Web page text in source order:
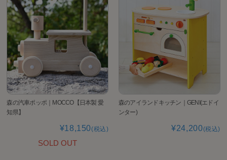
森の汽車ポッポ｜MOCCO【日本製 愛
知県】
¥18,150(税込)
SOLD OUT
森のアイランドキッチン｜GENI(エドイ
ンター)
¥24,200(税込)